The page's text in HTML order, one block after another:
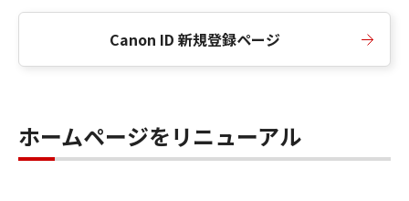
Canon ID 新規登録ページ
ホームページをリニューアル